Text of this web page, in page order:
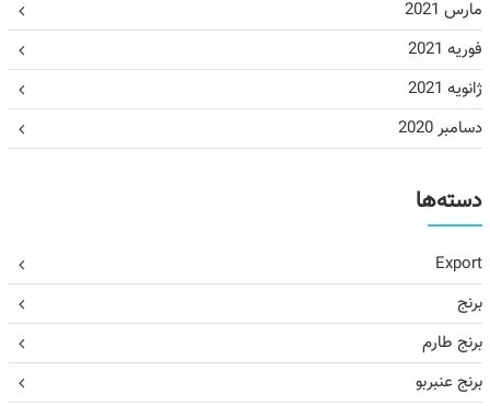
مارس 2021
فوریه 2021
ژانویه 2021
دسامبر 2020
دسته‌ها
Export
برنج
برنج طارم
برنج عنبربو